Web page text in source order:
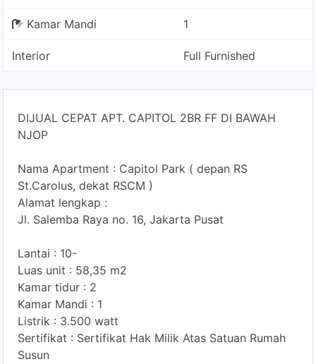
Kamar Mandi 1
Interior Full Furnished
DIJUAL CEPAT APT. CAPITOL 2BR FF DI BAWAH
NJOP
Nama Apartment : Capitol Park ( depan RS
St.Carolus, dekat RSCM )
Alamat lengkap :
Jl. Salemba Raya no. 16, Jakarta Pusat
Lantai : 10-
Luas unit : 58,35 m2
Kamar tidur : 2
Kamar Mandi : 1
Listrik : 3.500 watt
Sertifikat : Sertifikat Hak Milik Atas Satuan Rumah
Susun